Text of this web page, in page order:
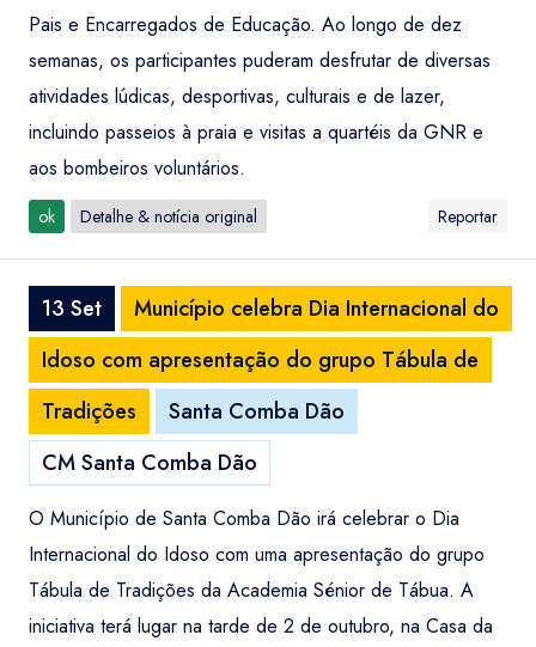
Pais e Encarregados de Educação. Ao longo de dez
semanas, os participantes puderam desfrutar de diversas
atividades lúdicas, desportivas, culturais e de lazer,
incluindo passeios à praia e visitas a quartéis da GNR e
aos bombeiros voluntários.
ok Detalhe & notícia original Reportar
13 Set
Município celebra Dia Internacional do
Idoso com apresentação do grupo Tábula de
Tradições
Santa Comba Dão
CM Santa Comba Dão
O Município de Santa Comba Dão irá celebrar o Dia
Internacional do Idoso com uma apresentação do grupo
Tábula de Tradições da Academia Sénior de Tábua. A
iniciativa terá lugar na tarde de 2 de outubro, na Casa da